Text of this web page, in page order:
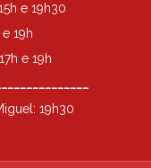
e 19h30
19h
e 19h
19h30